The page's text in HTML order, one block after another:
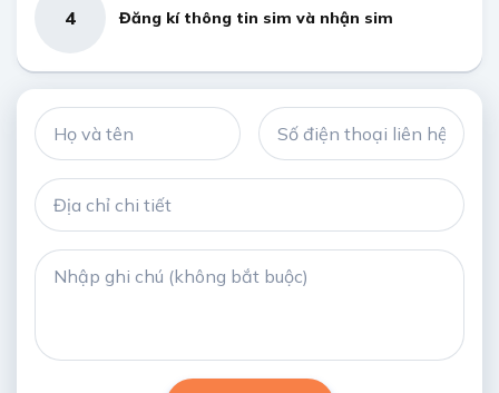
4 Đăng kí thông tin sim và nhận sim